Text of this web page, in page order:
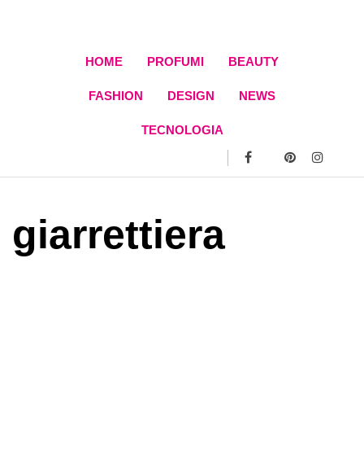
HOME PROFUMI BEAUTY
FASHION DESIGN NEWS
TECNOLOGIA
giarrettiera